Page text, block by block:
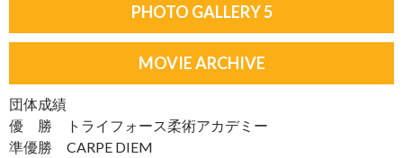
PHOTO GALLERY 5
MOVIE ARCHIVE
団体成績
優 勝 トライフォース柔術アカデミー
準優勝 CARPE DIEM